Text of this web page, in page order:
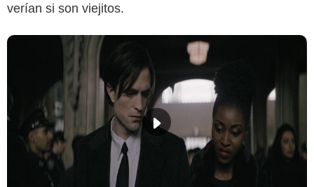
verían si son viejitos.